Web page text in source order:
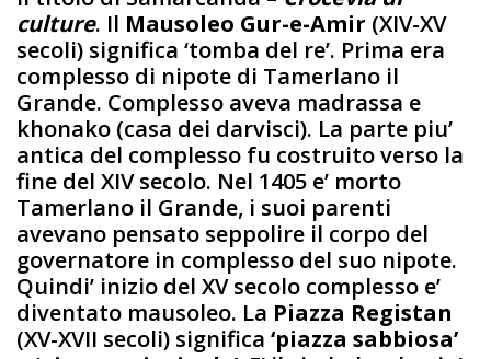
culture. Il Mausoleo Gur-e-Amir (XIV-XV
secoli) significa ‘tomba del re’. Prima era
complesso di nipote di Tamerlano il
Grande. Complesso aveva madrassa e
khonako (casa dei darvisci). La parte piu’
antica del complesso fu costruito verso la
fine del XIV secolo. Nel 1405 e’ morto
Tamerlano il Grande, i suoi parenti
avevano pensato seppolire il corpo del
governatore in complesso del suo nipote.
Quindi’ inizio del XV secolo complesso e’
diventato mausoleo. La Piazza Registan
(XV-XVII secoli) significa ‘piazza sabbiosa’